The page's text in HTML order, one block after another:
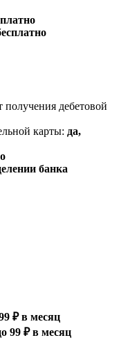
дебетовой
карты: да,
банка
₽ в месяц
99 ₽ в месяц